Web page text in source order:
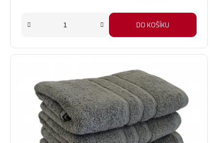
DO KOŠÍKU